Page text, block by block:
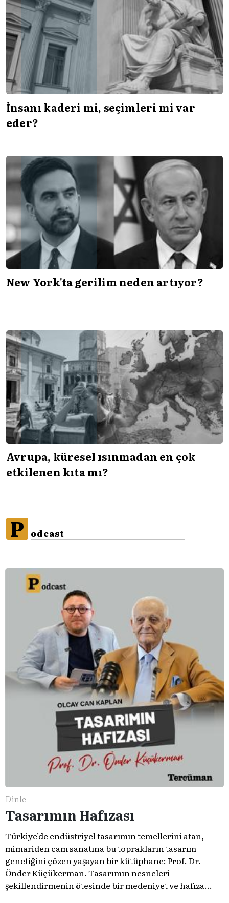
İnsanı kaderi mi, seçimleri mi var
eder?
New York'ta gerilim neden artıyor?
Avrupa, küresel ısınmadan en çok
etkilenen kıta mı?
P odcast
Dinle
Tasarımın Hafızası
Türkiye’de endüstriyel tasarımın temellerini atan,
mimariden cam sanatına bu toprakların tasarım
genetiğini çözen yaşayan bir kütüphane: Prof. Dr.
Önder Küçükerman. ​Tasarımın nesneleri
şekillendirmenin ötesinde bir medeniyet ve hafıza